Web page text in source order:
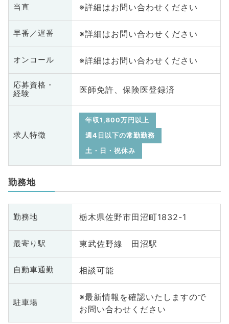
当直 ※詳細はお問い合わせください
早番／遅番 ※詳細はお問い合わせください
オンコール ※詳細はお問い合わせください
応募資格・
経験
医師免許、保険医登録済
求人特徴
年収1,800万円以上
週4日以下の常勤勤務
土・日・祝休み
勤務地
勤務地 栃木県佐野市田沼町1832-1
最寄り駅 東武佐野線 田沼駅
自動車通勤 相談可能
駐車場
※最新情報を確認いたしますので
お問い合わせください